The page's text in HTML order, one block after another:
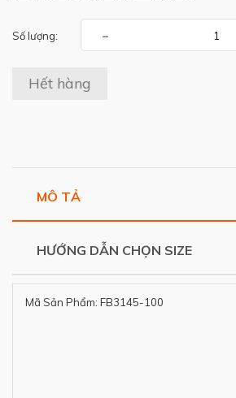
Số lượng: -
Hết hàng
MÔ TẢ
HƯỚNG DẪN CHỌN SIZE
Mã Sản Phẩm: FB3145-100